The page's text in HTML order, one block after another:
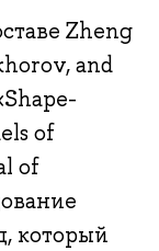
Zheng
and
of
of
который